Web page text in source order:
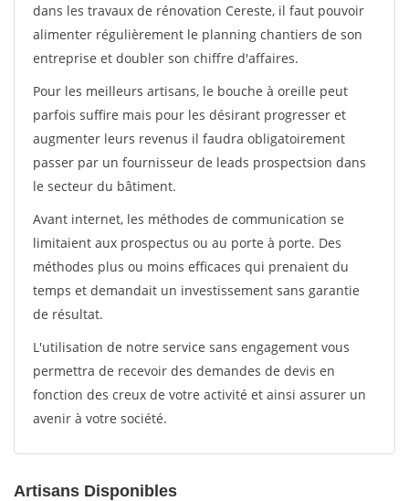
dans les travaux de rénovation Cereste, il faut pouvoir
alimenter régulièrement le planning chantiers de son
entreprise et doubler son chiffre d'affaires.
Pour les meilleurs artisans, le bouche à oreille peut
parfois suffire mais pour les désirant progresser et
augmenter leurs revenus il faudra obligatoirement
passer par un fournisseur de leads prospectsion dans
le secteur du bâtiment.
Avant internet, les méthodes de communication se
limitaient aux prospectus ou au porte à porte. Des
méthodes plus ou moins efficaces qui prenaient du
temps et demandait un investissement sans garantie
de résultat.
L'utilisation de notre service sans engagement vous
permettra de recevoir des demandes de devis en
fonction des creux de votre activité et ainsi assurer un
avenir à votre société.
Artisans Disponibles